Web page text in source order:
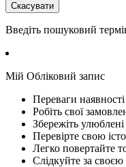
Скасувати
Введіть пошуковий
Мій Обліковий запис
Переваги
Робіть свої
Збережіть
Перевірте свою
Легко повертайте
Слідкуйте за